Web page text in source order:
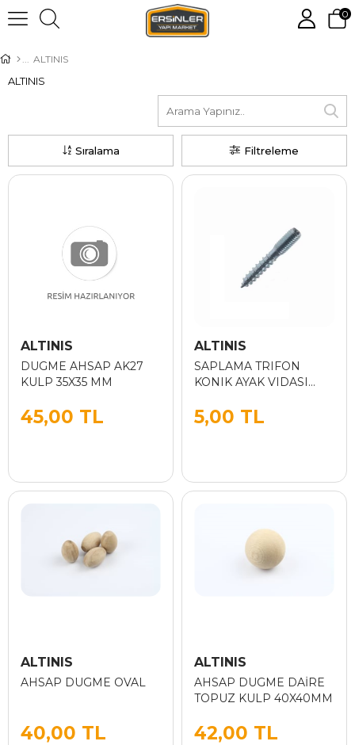
0
ALTINIS
ALTINIS
Filtreleme
Sıralama
ALTINIS
DUGME AHSAP AK27
KULP 35X35 MM
45,00 TL
ALTINIS
SAPLAMA TRIFON
KONIK AYAK VIDASI
5,00 TL
ALTINIS
AHSAP DUGME OVAL
40,00 TL
ALTINIS
AHSAP DUGME DAİRE
TOPUZ KULP 40X40MM
42,00 TL